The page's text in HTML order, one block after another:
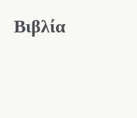
Βιβλία